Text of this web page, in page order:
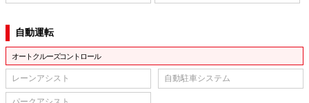
自動運転
オートクルーズコントロール
レーンアシスト 自動駐車システム